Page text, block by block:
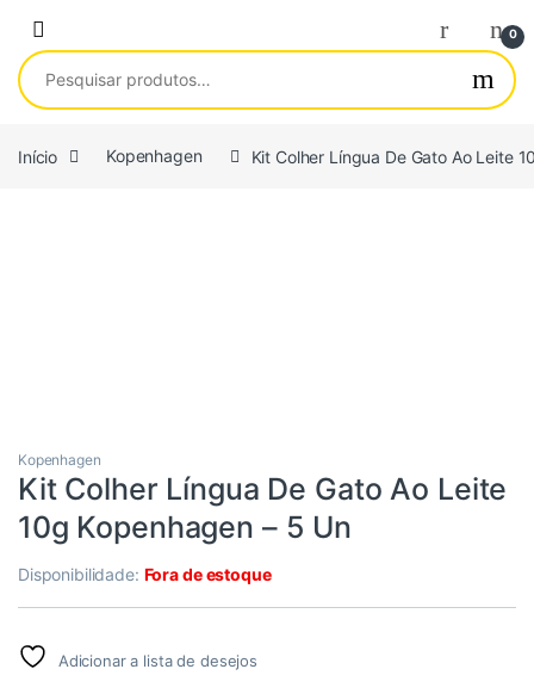
0
Pesquisar por:
Início Kopenhagen Kit Colher Língua De Gato Ao Leite
Kopenhagen
Kit Colher Língua De Gato Ao Leite
10g Kopenhagen – 5 Un
Disponibilidade: Fora de estoque
Adicionar a lista de desejos